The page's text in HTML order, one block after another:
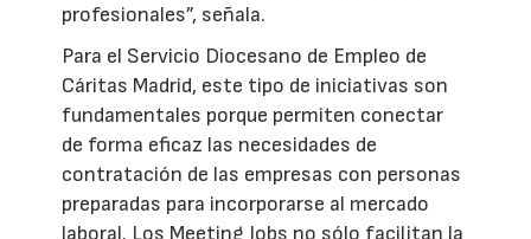
profesionales”, señala.
Para el Servicio Diocesano de Empleo de
Cáritas Madrid, este tipo de iniciativas son
fundamentales porque permiten conectar
de forma eficaz las necesidades de
contratación de las empresas con personas
preparadas para incorporarse al mercado